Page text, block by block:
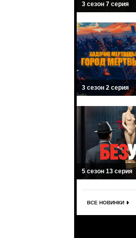
3 сезон 7 серия
3 сезон 2 серия
5 сезон 13 серия
ВСЕ НОВИНКИ